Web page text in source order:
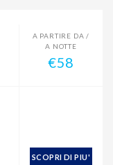
A PARTIRE DA /
A NOTTE
€58
SCOPRI DI PIU'